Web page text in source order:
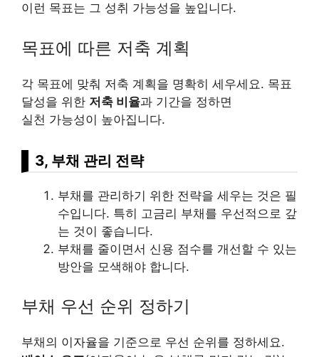
이런 목표는 그 성취 가능성을 높입니다.
목표에 따른 저축 계획
각 목표에 맞춰 저축 계획을 명확히 세우세요. 목표
달성을 위한 저축 비율과 기간을 정하면
실천 가능성이 높아집니다.
3, 부채 관리 전략
부채를 관리하기 위한 전략을 세우는 것은 필
수입니다. 특히 고금리 부채를 우선적으로 갚
는 것이 좋습니다.
부채를 줄이면서 신용 점수를 개선할 수 있는
방안을 모색해야 합니다.
부채 우선 순위 정하기
부채의 이자율을 기준으로 우선 순위를 정하세요.